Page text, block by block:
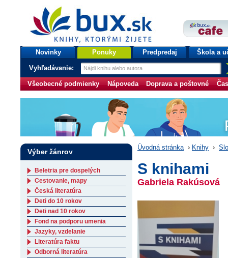
bux.sk
knihy, ktorými žijete
Úvodná stránka
Novinky Ponuky Predpredaj Škola a
Vyhľadávanie:
Všeobecné podmienky Nápoveda Doprava a poštovné
Úvodná stránka › Knihy ›
S knihami
Gabriela Rakúsová
Výber žánrov
Beletria pre dospelých
Cestovanie, mapy
Česká literatúra
Deti do 10 rokov
Deti nad 10 rokov
Fond na podporu umenia
Jazyky, vzdelanie
Literatúra faktu
Odborná literatúra